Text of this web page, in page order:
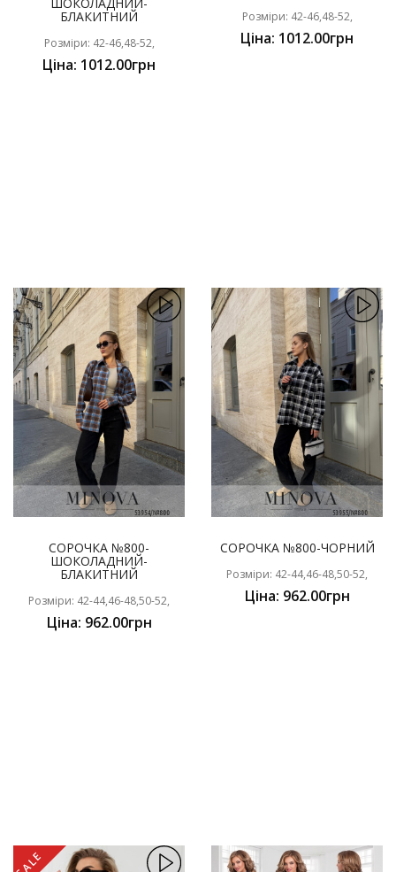
БЛАКИТНИЙ
Розміри: 42-46,48-52,
Ціна: 1012.00грн
Розміри: 42-46,48-52,
Ціна: 1012.00грн
СОРОЧКА №800-
ШОКОЛАДНИЙ-
БЛАКИТНИЙ
Розміри: 42-44,46-48,50-52,
Ціна: 962.00грн
СОРОЧКА №800-ЧОРНИЙ
Розміри: 42-44,46-48,50-52,
Ціна: 962.00грн
SALE